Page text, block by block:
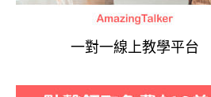
一對一線上教學平台